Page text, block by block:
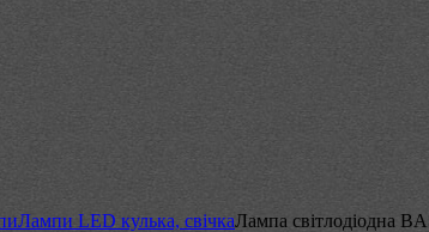
Лампи LED кулька, свічкаЛампа світлодіодна